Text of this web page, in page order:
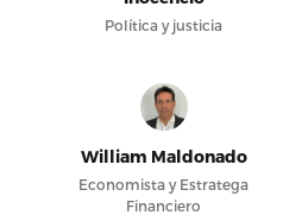
Política y justicia
William Maldonado
Economista y Estratega
Financiero